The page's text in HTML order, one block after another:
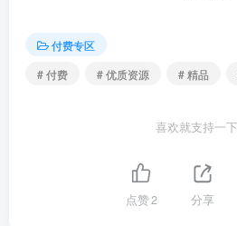
付费专区
# 付费
# 优质资源 # 精品
喜欢就支持一
点赞2 分享